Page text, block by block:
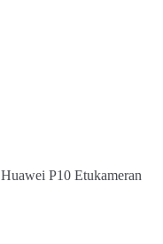
Huawei P10 Etukameran